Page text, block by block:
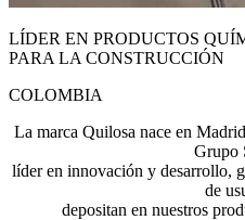
LÍDER EN PRODUCTOS
PARA LA CONSTRUCCIÓN
COLOMBIA
La marca Quilosa nace en
Grupo
líder en innovación y desarrollo,
de
depositan en nuestros